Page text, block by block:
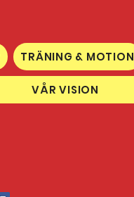
TRÄNING & MOTION
VÅR VISION